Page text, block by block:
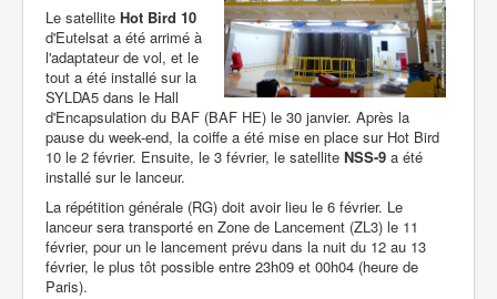
Le satellite Hot Bird 10
d'Eutelsat a été arrimé à
l'adaptateur de vol, et le
tout a été installé sur la
SYLDA5 dans le Hall
d'Encapsulation du BAF (BAF HE) le 30 janvier. Après la
pause du week-end, la coiffe a été mise en place sur Hot Bird
10 le 2 février. Ensuite, le 3 février, le satellite NSS-9 a été
installé sur le lanceur.
La répétition générale (RG) doit avoir lieu le 6 février. Le
lanceur sera transporté en Zone de Lancement (ZL3) le 11
février, pour un le lancement prévu dans la nuit du 12 au 13
février, le plus tôt possible entre 23h09 et 00h04 (heure de
Paris).